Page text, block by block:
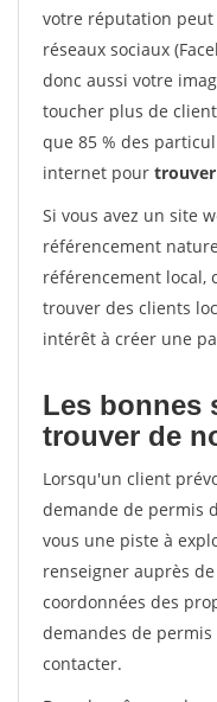
votre réputation
réseaux sociaux
donc aussi votre
toucher plus de
que 85 % des
internet pour
Si vous avez un site
référencement
référencement local,
trouver des clients
intérêt à créer une
Les bonnes
trouver de
Lorsqu'un client
demande de permis
vous une piste à
renseigner auprès
coordonnées des
demandes de
contacter.